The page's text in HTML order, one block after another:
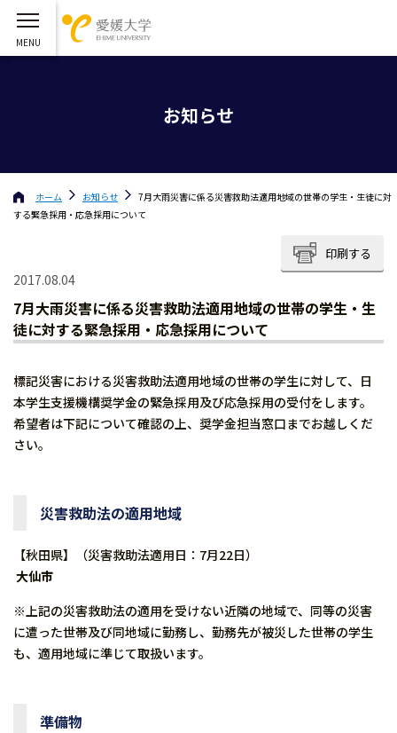
お知らせ
ホーム お知らせ
7月大雨災害に係る災害救助法適用地域の世帯の学生・生徒に対
する緊急採用・応急採用について
印刷する
2017.08.04
7月大雨災害に係る災害救助法適用地域の世帯の学生・生
徒に対する緊急採用・応急採用について
標記災害における災害救助法適用地域の世帯の学生に対して、日
本学生支援機構奨学金の緊急採用及び応急採用の受付をします。
希望者は下記について確認の上、奨学金担当窓口までお越しくだ
さい。
災害救助法の適用地域
【秋田県】（災害救助法適用日：7月22日）
大仙市
※上記の災害救助法の適用を受けない近隣の地域で、同等の災害
に遭った世帯及び同地域に勤務し、勤務先が被災した世帯の学生
も、適用地域に準じて取扱います。
準備物